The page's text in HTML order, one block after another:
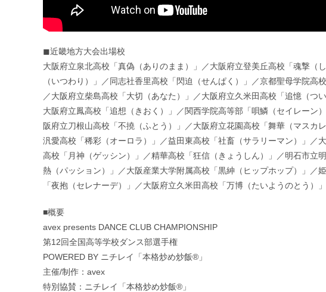
◼︎近畿地方大会出場校
大阪府立泉北高校「真偽（ありのまま）」／大阪府立登美丘高校「魂撃（
（いつわり）」／同志社香里高校「閃迫（せんぱく）」／京都聖母学院高
／大阪府立柴島高校「大切（あなた）」／大阪府立久米田高校「追憶（つ
大阪府立鳳高校「追想（きおく）」／関西学院高等部「唄鱗（セイレーン
阪府立刀根山高校「不撓（ふとう）」／大阪府立花園高校「舞華（マスカ
汎愛高校「稀彩（オーロラ）」／益田東高校「社畜（サラリーマン）」／
高校「月神（ゲッシン）」／精華高校「狂信（きょうしん）」／明石市立
熱（パッション）」／大阪産業大学附属高校「黒紳（ヒップホップ）」／
「夜抱（セレナーデ）」／大阪府立久米田高校「万博（たいようのとう）
■概要
avex presents DANCE CLUB CHAMPIONSHIP
第12回全国高等学校ダンス部選手権
POWERED BY ニチレイ「本格炒め炒飯®︎」
主催/制作：avex
特別協賛：ニチレイ「本格炒め炒飯®︎」